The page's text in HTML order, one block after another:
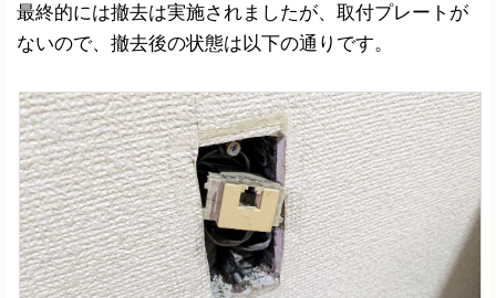
最終的には撤去は実施されましたが、取付プレートが
ないので、撤去後の状態は以下の通りです。